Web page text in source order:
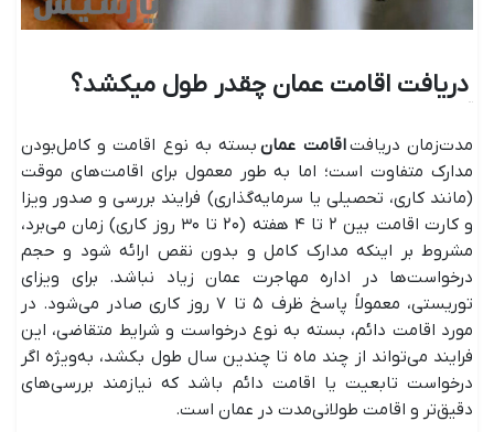
دریافت اقامت عمان چقدر طول میکشد؟
مدت‌زمان دریافتاقامت عمانبسته به نوع اقامت و کامل‌بودن
مدارک متفاوت است؛ اما به طور معمول برای اقامت‌های موقت
(مانند کاری، تحصیلی یا سرمایه‌گذاری) فرایند بررسی و صدور ویزا
و کارت اقامت بین ۲ تا ۴ هفته (۲۰ تا ۳۰ روز کاری) زمان می‌برد،
مشروط بر اینکه مدارک کامل و بدون نقص ارائه شود و حجم
درخواست‌ها در اداره مهاجرت عمان زیاد نباشد. برای ویزای
توریستی، معمولاً پاسخ ظرف ۵ تا ۷ روز کاری صادر می‌شود. در
مورد اقامت دائم، بسته به نوع درخواست و شرایط متقاضی، این
فرایند می‌تواند از چند ماه تا چندین سال طول بکشد، به‌ویژه اگر
درخواست تابعیت یا اقامت دائم باشد که نیازمند بررسی‌های
دقیق‌تر و اقامت طولانی‌مدت در عمان است.